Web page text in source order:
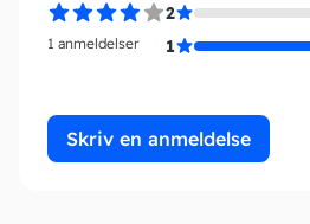
1 anmeldelser
2
1
Skriv en anmeldelse